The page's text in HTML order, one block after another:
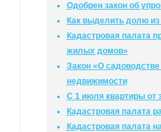
Одобрен закон об
Как выделить долю из
Кадастровая палата
жилых домов»
Закон «О садоводстве
недвижимости
С 1 июля квартиры от
Кадастровая палата
Кадастровая палата